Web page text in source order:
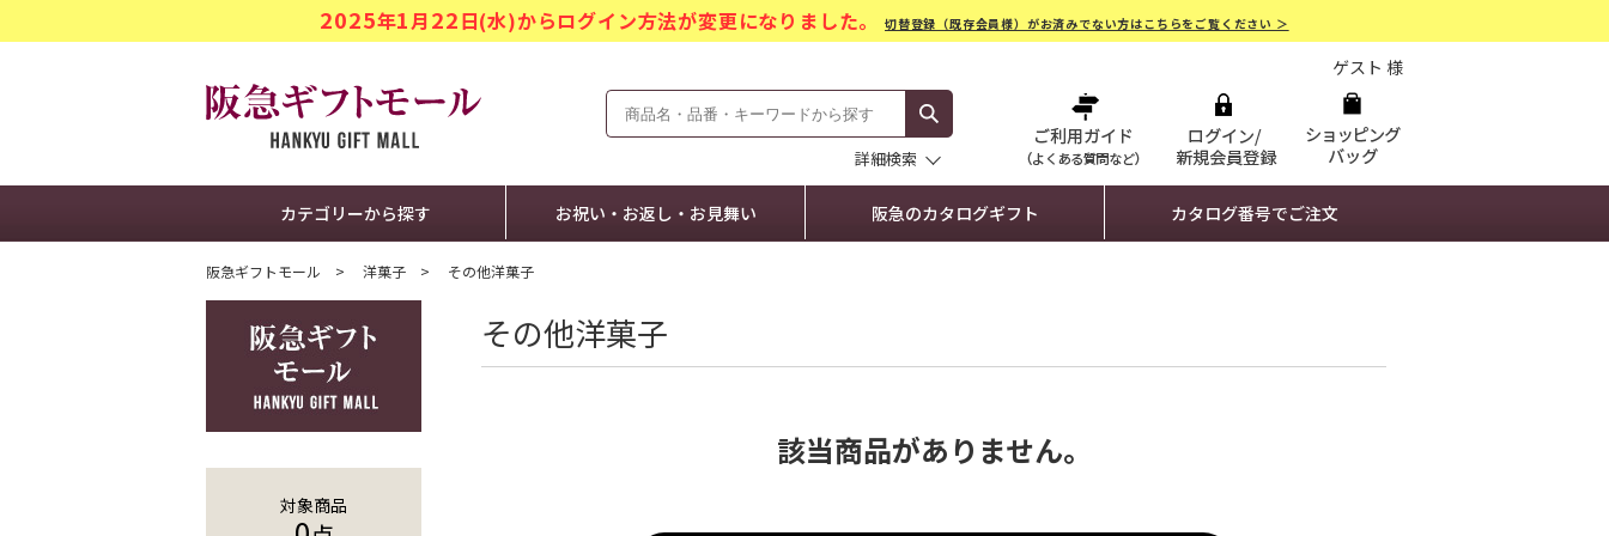
2025年1月22日(水)からログイン方法が変更になりました。切替登録（既存会員様）がお済みでない方はこちらをご覧ください ＞
阪急ギフトモール Hankyu Gift Mall
詳細検索
ゲスト 様
カテゴリーから探す お祝い・お返し・お見舞い 阪急のカタログギフト カタログ番号でご注文
阪急ギフトモール 洋菓子 その他洋菓子
その他洋菓子
該当商品がありません。
対象商品